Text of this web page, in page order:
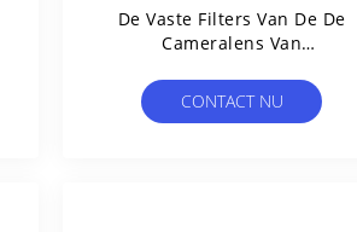
De Vaste Filters Van De De
Cameralens Van
43mm
CONTACT NU